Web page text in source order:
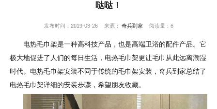
哒哒！
发布时间：2019-03-26 来源： 奇兵到家 阅读量：6
电热毛巾架是一种高科技产品，也是高端卫浴的配件产品。它
极大地促进了人们的每日生活，电热毛巾架更让毛巾从此远离潮湿
时代。电热毛巾架安装不同于传统的毛巾架安装，奇兵到家总结了
电热毛巾架详细的安装步骤，希望朋友收藏。